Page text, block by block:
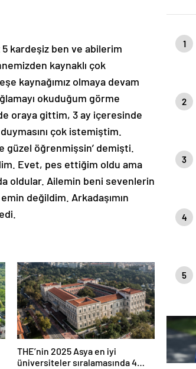
5 kardeşiz ben ve abilerim
kaynaklı çok
kaynağımız olmaya devam
okuduğum görme
oraya gittim, 3 ay içeresinde
çok istemiştim.
güzel öğrenmişsin’ demişti.
Evet, pes ettiğim oldu ama
oldular. Ailemin beni sevenlerin
değildim. Arkadaşımın
THE’nin 2025 Asya en iyi
üniversiteler sıralamasında 4
1
2
3
4
5